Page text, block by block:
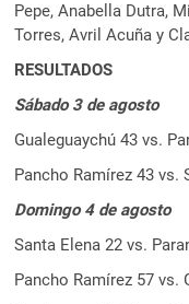
Pepe, Anabella Dutra,
Torres, Avril Acuña y
RESULTADOS
Sábado 3 de agosto
Gualeguaychú 43 vs.
Pancho Ramírez 43 vs.
Domingo 4 de agosto
Santa Elena 22 vs.
Pancho Ramírez 57 vs.